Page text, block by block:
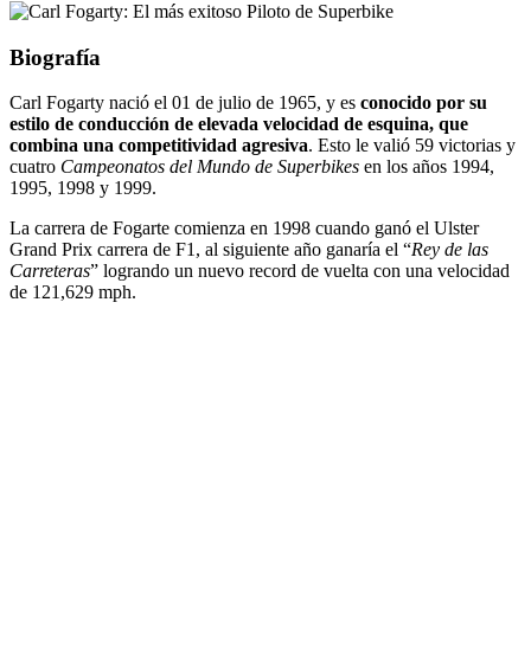
Biografía
Carl Fogarty nació el 01 de julio de 1965, y es conocido por su
estilo de conducción de elevada velocidad de esquina, que
combina una competitividad agresiva. Esto le valió 59 victorias y
cuatro Campeonatos del Mundo de Superbikes en los años 1994,
1995, 1998 y 1999.
La carrera de Fogarte comienza en 1998 cuando ganó el Ulster
Grand Prix carrera de F1, al siguiente año ganaría el “Rey de las
Carreteras” logrando un nuevo record de vuelta con una velocidad
de 121,629 mph.